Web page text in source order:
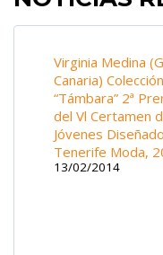
Virginia Medina
Canaria)
“Támbara” 2ª
del Vl Certamen
Jóvenes
Tenerife Moda,
13/02/2014